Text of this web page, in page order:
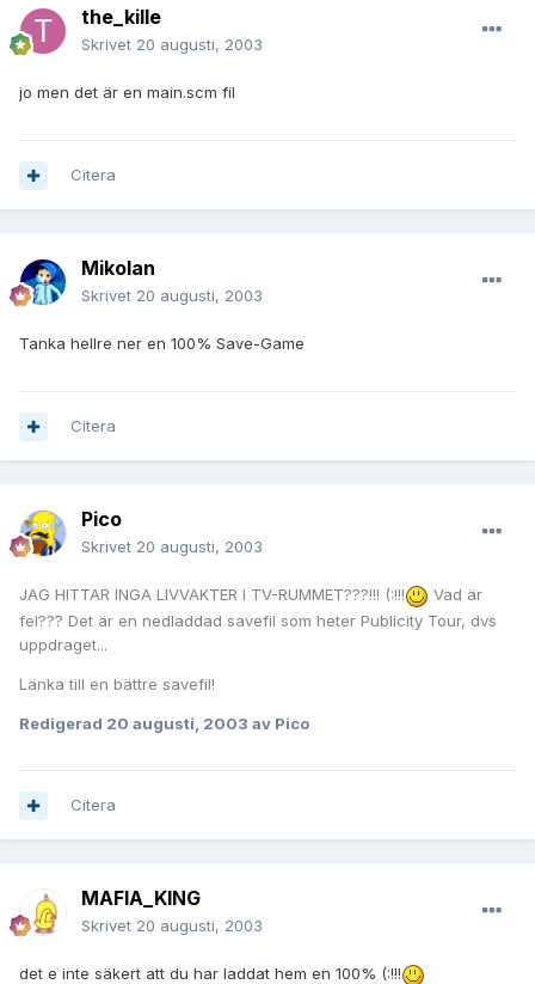
the_kille
Skrivet 20 augusti, 2003
jo men det är en main.scm fil
Citera
Mikolan
Skrivet 20 augusti, 2003
Tanka hellre ner en 100% Save-Game
Citera
Pico
Skrivet 20 augusti, 2003
JAG HITTAR INGA LIVVAKTER I TV-RUMMET???!!! (:!!!
Vad är
fel??? Det är en nedladdad savefil som heter Publicity Tour, dvs
uppdraget...
Länka till en bättre savefil!
Redigerad 20 augusti, 2003 av Pico
Citera
MAFIA_KING
Skrivet 20 augusti, 2003
det e inte säkert att du har laddat hem en 100% (:!!!